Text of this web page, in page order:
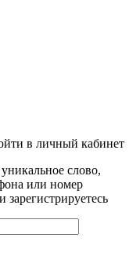
в личный кабинет
слово,
или номер